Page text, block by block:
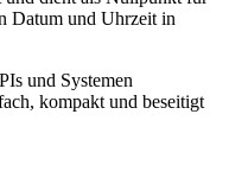
Datum und Uhrzeit in
und Systemen
kompakt und beseitigt